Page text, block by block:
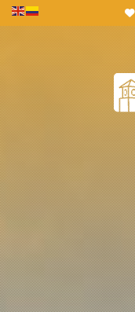
Estudiantes Profesores